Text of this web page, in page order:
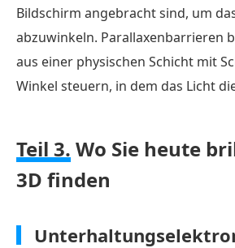
Bildschirm angebracht sind, um
abzuwinkeln. Parallaxenbarrieren
aus einer physischen Schicht mit
Winkel steuern, in dem das Licht
Teil 3. Wo Sie heute
3D finden